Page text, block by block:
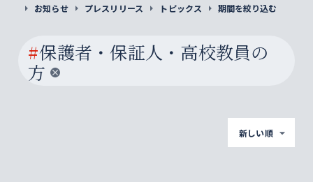
お知らせ プレスリリース トピックス 期間を絞り込む
#保護者・保証人・高校教員の
方
新しい順